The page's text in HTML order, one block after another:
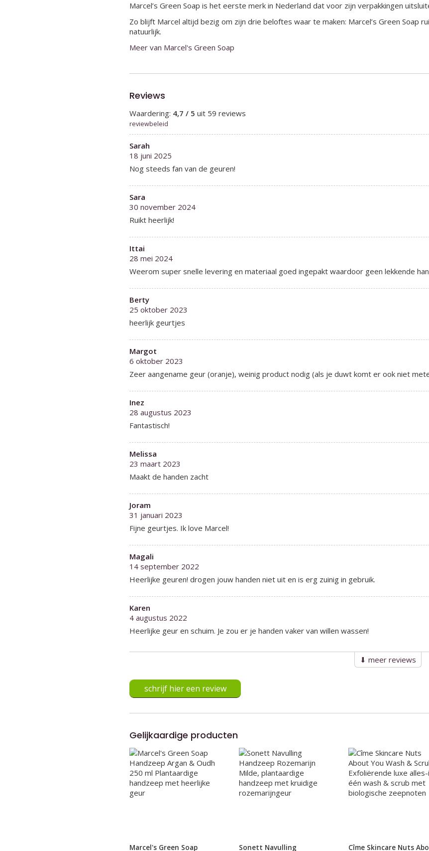
Marcel’s Green Soap is het eerste merk in Nederland dat voor zijn verpakkingen
Zo blijft Marcel altijd bezig om zijn drie beloftes waar te maken: Marcel’s Green Soap
natuurlijk.
Meer van Marcel's Green Soap
Reviews
Waardering: 4,7 / 5 uit 59 reviews
reviewbeleid
Sarah
18 juni 2025
Nog steeds fan van de geuren!
Sara
30 november 2024
Ruikt heerlijk!
Ittai
28 mei 2024
Weerom super snelle levering en materiaal goed ingepakt waardoor geen lekkende
Berty
25 oktober 2023
heerlijk geurtjes
Margot
6 oktober 2023
Zeer aangename geur (oranje), weinig product nodig (als je duwt komt er ook niet
Inez
28 augustus 2023
Fantastisch!
Melissa
23 maart 2023
Maakt de handen zacht
Joram
31 januari 2023
Fijne geurtjes. Ik love Marcel!
Magali
14 september 2022
Heerlijke geuren! drogen jouw handen niet uit en is erg zuinig in gebruik.
Karen
4 augustus 2022
Heerlijke geur en schuim. Je zou er je handen vaker van willen wassen!
⬇︎ meer reviews
schrijf hier een review
Gelijkaardige producten
Marcel's Green Soap Sonett Navulling Cîme Skincare Nuts